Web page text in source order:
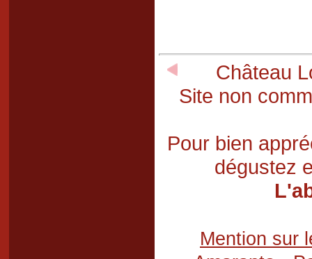
Château
Site non
Pour bien
dégustez
Mention sur